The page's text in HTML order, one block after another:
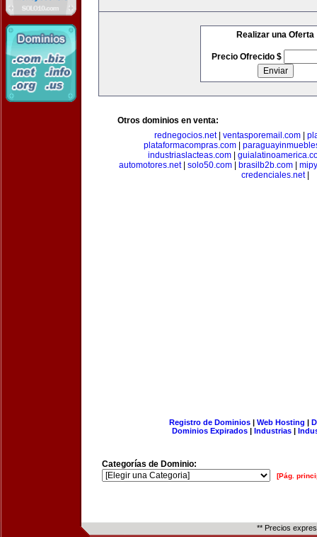
Realizar una Oferta
Precio Ofrecido $
Otros dominios en venta:
rednegocios.net| ventasporemail.com
plataformacompras.com
industriaslacteas.com
automotores.net| solo50.com brasilb2b.com
credenciales.net|
Registro de Dominios| Web Hosting |
Dominios Expirados | Industrias |
Categorías de Dominio:
[Pág.
** Precios